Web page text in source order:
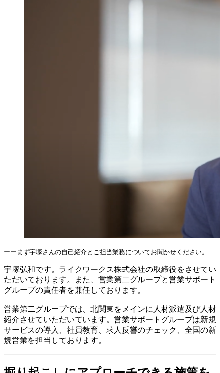
ーーまず宇塚さんの自己紹介とご担当業務についてお聞かせください。
宇塚弘和です。ライクワークス株式会社の取締役をさせてい
ただいております。また、営業第二グループと営業サポート
グループの責任者を兼任しております。
営業第二グループでは、北関東をメインに人材派遣及び人材
紹介させていただいています。営業サポートグループは新規
サービスの導入、社員教育、求人反響のチェック、全国の新
規営業を担当しております。